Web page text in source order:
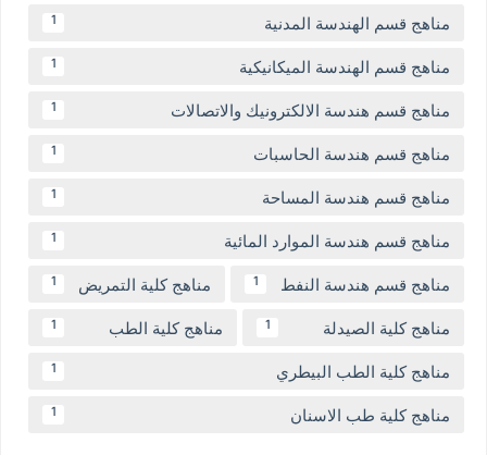
مناهج قسم الهندسة المدنية 1
مناهج قسم الهندسة الميكانيكية 1
مناهج قسم هندسة الالكترونيك والاتصالات 1
مناهج قسم هندسة الحاسبات 1
مناهج قسم هندسة المساحة 1
مناهج قسم هندسة الموارد المائية 1
مناهج قسم هندسة النفط 1 مناهج كلية التمريض 1
مناهج كلية الصيدلة 1 مناهج كلية الطب 1
مناهج كلية الطب البيطري 1
مناهج كلية طب الاسنان 1